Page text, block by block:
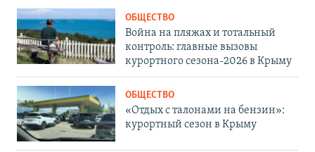
ОБЩЕСТВО
Война на пляжах и тотальный
контроль: главные вызовы
курортного сезона-2026 в Крыму
ОБЩЕСТВО
«Отдых с талонами на бензин»:
курортный сезон в Крыму